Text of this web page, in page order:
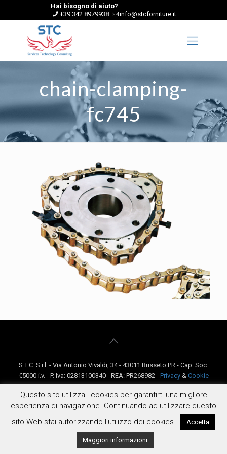
Hai bisogno di aiuto?
+39 342 8979938
info@stcforniture.it
chain-clamping-
fc745
S.T.C. S.r.l. - Via Antonio Vivaldi, 34 - 43011 Busseto PR - Cap. Soc.
€5000 i.v. - P. Iva: 02813100340 - REA: PR268982 - Privacy& Cookie
Policy-Condizioni Generali
Questo sito utilizza i cookies per garantirti una migliore
esperienza di navigazione. Continuando ad utilizzare questo
sito Web stai autorizzando l'utilizzo dei cookies.
Accetta
Maggiori informazioni